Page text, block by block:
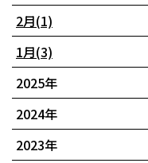
2月(1)
1月(3)
2025年
6月(1)
5月(1)
2024年
9月(1)
2023年